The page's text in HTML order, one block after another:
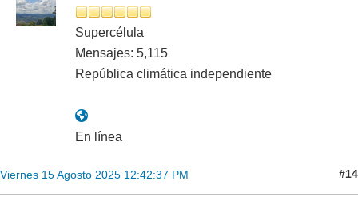
Supercélula
Mensajes: 5,115
República climática independiente
En línea
Viernes 15 Agosto 2025 12:42:37 PM #14